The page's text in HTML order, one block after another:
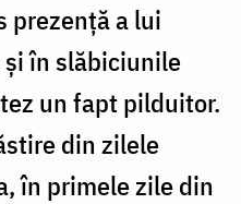
prezenţă a lui
în slăbiciunile
un fapt pilduitor.
din zilele
în primele zile din